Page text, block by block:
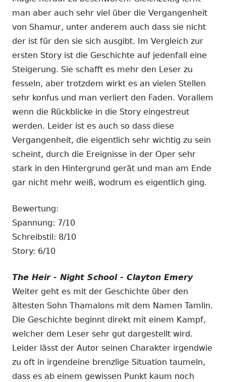
man aber auch sehr viel über die Vergangenheit
von Shamur, unter anderem auch dass sie nicht
der ist für den sie sich ausgibt. Im Vergleich zur
ersten Story ist die Geschichte auf jedenfall eine
Steigerung. Sie schafft es mehr den Leser zu
fesseln, aber trotzdem wirkt es an vielen Stellen
sehr konfus und man verliert den Faden. Vorallem
wenn die Rückblicke in die Story eingestreut
werden. Leider ist es auch so dass diese
Vergangenheit, die eigentlich sehr wichtig zu sein
scheint, durch die Ereignisse in der Oper sehr
stark in den Hintergrund gerät und man am Ende
gar nicht mehr weiß, wodrum es eigentlich ging.
Bewertung:
Spannung: 7/10
Schreibstil: 8/10
Story: 6/10
The Heir - Night School - Clayton Emery
Weiter geht es mit der Geschichte über den
ältesten Sohn Thamalons mit dem Namen Tamlin.
Die Geschichte beginnt direkt mit einem Kampf,
welcher dem Leser sehr gut dargestellt wird.
Leider lässt der Autor seinen Charakter irgendwie
zu oft in irgendeine brenzlige Situation taumeln,
dass es ab einem gewissen Punkt kaum noch